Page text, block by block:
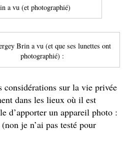
a vu (et photographié)
Brin a vu (et que ses lunettes ont
photographié) :
sur la vie privée
dans les lieux où il est
d’apporter un appareil photo :
je n’ai pas testé pour